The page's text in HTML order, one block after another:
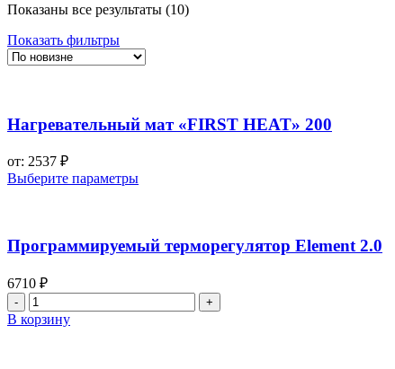
Показаны все результаты (10)Сортировка:
Показать фильтры
Нагревательный мат «FIRST HEAT» 200
от: 2537 ₽
Выберите параметры
Программируемый терморегулятор Element 2.0
6710 ₽
Количество
товара
Программируемый
В корзину